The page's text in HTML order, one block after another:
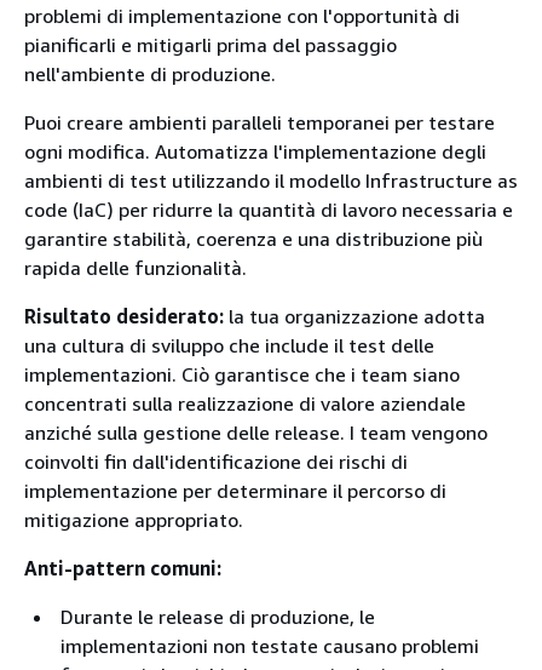
problemi di implementazione con l'opportunità di
pianificarli e mitigarli prima del passaggio
nell'ambiente di produzione.
Puoi creare ambienti paralleli temporanei per testare
ogni modifica. Automatizza l'implementazione degli
ambienti di test utilizzando il modello Infrastructure as
code (IaC) per ridurre la quantità di lavoro necessaria e
garantire stabilità, coerenza e una distribuzione più
rapida delle funzionalità.
Risultato desiderato: la tua organizzazione adotta
una cultura di sviluppo che include il test delle
implementazioni. Ciò garantisce che i team siano
concentrati sulla realizzazione di valore aziendale
anziché sulla gestione delle release. I team vengono
coinvolti fin dall'identificazione dei rischi di
implementazione per determinare il percorso di
mitigazione appropriato.
Anti-pattern comuni:
Durante le release di produzione, le
implementazioni non testate causano problemi